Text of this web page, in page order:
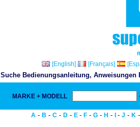
[English]
[Français]
Suche Bedienungsanleitung,
MARKE + MODELL
A - B - C - D - E - F - G - H - - J - K